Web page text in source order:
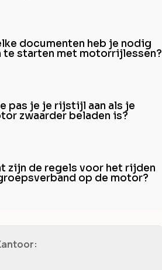
documenten heb je nodig
te starten met motorrijlessen?
pas je je rijstijl aan als je
zwaarder beladen is?
zijn de regels voor het rijden
op de motor?